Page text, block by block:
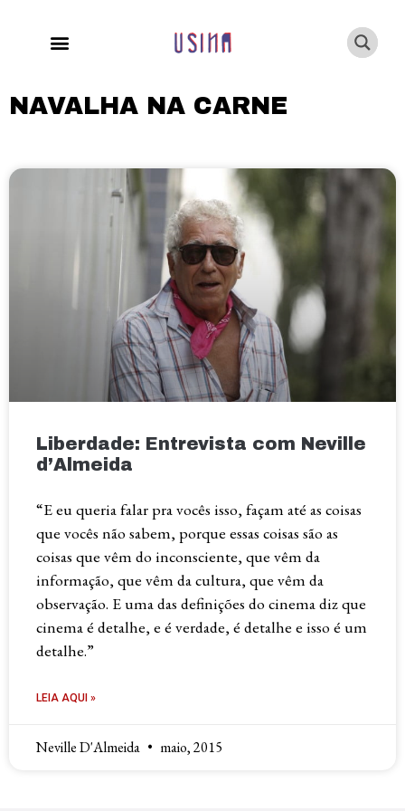
NAVALHA NA CARNE
Liberdade: Entrevista com Neville
d’Almeida
“E eu queria falar pra vocês isso, façam até as coisas
que vocês não sabem, porque essas coisas são as
coisas que vêm do inconsciente, que vêm da
informação, que vêm da cultura, que vêm da
observação. E uma das definições do cinema diz que
cinema é detalhe, e é verdade, é detalhe e isso é um
detalhe.”
LEIA AQUI »
Neville D'Almeida maio, 2015